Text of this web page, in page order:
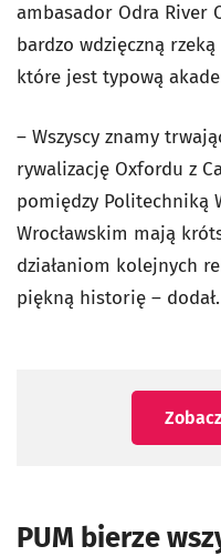
ambasador Odra River
bardzo wdzięczną
które jest typową
– Wszyscy znamy
rywalizację Oxfordu z
pomiędzy Politechniką
Wrocławskim mają
działaniom kolejnych
piękną historię – dodał.
PUM bierze